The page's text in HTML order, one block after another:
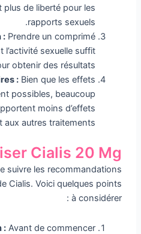
de liberté pour les
rapports sexuels.
:Prendre un comprimé
sexuelle suffit
obtenir des résultats.
:Bien que les effets
possibles, beaucoup
moins d’effets
autres traitements.
Cialis 20 Mg
suivre les recommandations
Cialis. Voici quelques points
à considérer :
:Avant de commencer